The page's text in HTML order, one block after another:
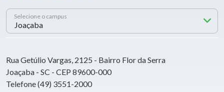
Selecione o campus
Rua Getúlio Vargas, 2125 - Bairro Flor da Serra
Joaçaba - SC - CEP 89600-000
Telefone (49) 3551-2000